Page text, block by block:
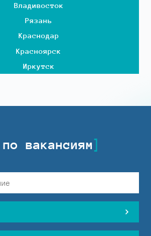
Владивосток
Рязань
Краснодар
Красноярск
Иркутск
вакансиям